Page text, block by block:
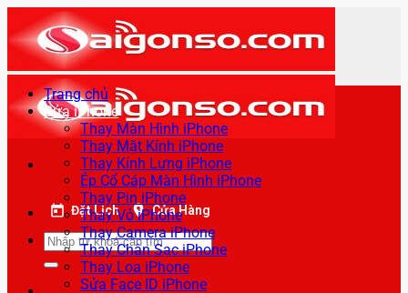
qua
nội
dung
Đặt Lịch Cửa Hàng
Tìm
kiếm:
Trang chủ
Sửa iPhone
Thay Màn Hình iPhone
Thay Mặt Kính iPhone
Thay Kính Lưng iPhone
Ép Cổ Cáp Màn Hình iPhone
Thay Pin iPhone
Thay Vỏ iPhone
Thay Camera iPhone
Thay Chân Sạc iPhone
Thay Loa iPhone
Sửa Face ID iPhone